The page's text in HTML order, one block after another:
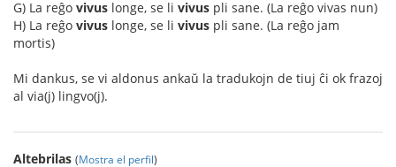
G) La reĝo vivus longe, se li vivus pli sane. (La reĝo vivas nun)
H) La reĝo vivus longe, se li vivus pli sane. (La reĝo jam
mortis)
Mi dankus, se vi aldonus ankaŭ la tradukojn de tiuj ĉi ok frazoj
al via(j) lingvo(j).
Altebrilas (Mostra el perfil)